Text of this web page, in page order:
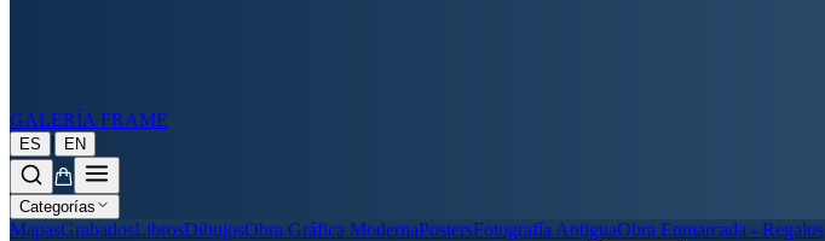
GALERÍA FRAME
ES | EN
Categorías
MapasGrabadosLibrosDibujosObra Gráfica ModernaPostersFotografía AntiguaObra Enmarcada - Regalos